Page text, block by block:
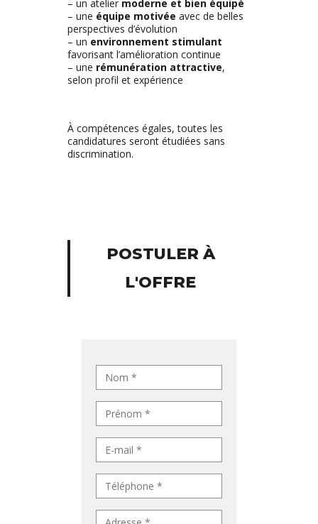
– un atelier moderne et bien équipé
– une équipe motivée avec de belles
perspectives d’évolution
– un environnement stimulant
favorisant l’amélioration continue
– une rémunération attractive,
selon profil et expérience
À compétences égales, toutes les
candidatures seront étudiées sans
discrimination.
POSTULER À
L'OFFRE